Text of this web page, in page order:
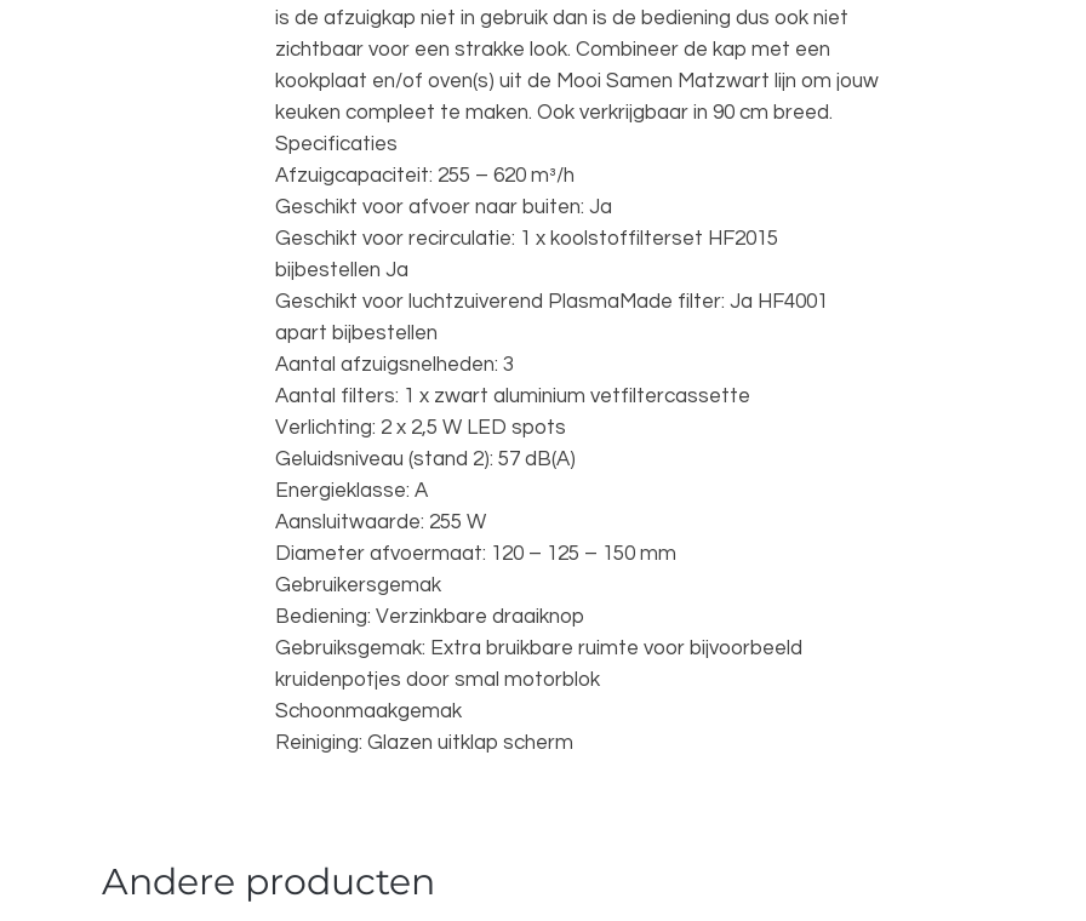
is de afzuigkap niet in gebruik dan is de bediening dus ook niet
zichtbaar voor een strakke look. Combineer de kap met een
kookplaat en/of oven(s) uit de Mooi Samen Matzwart lijn om jouw
keuken compleet te maken. Ook verkrijgbaar in 90 cm breed.
Specificaties
Afzuigcapaciteit: 255 – 620 m³/h
Geschikt voor afvoer naar buiten: Ja
Geschikt voor recirculatie: 1 x koolstoffilterset HF2015
bijbestellen Ja
Geschikt voor luchtzuiverend PlasmaMade filter: Ja HF4001
apart bijbestellen
Aantal afzuigsnelheden: 3
Aantal filters: 1 x zwart aluminium vetfiltercassette
Verlichting: 2 x 2,5 W LED spots
Geluidsniveau (stand 2): 57 dB(A)
Energieklasse: A
Aansluitwaarde: 255 W
Diameter afvoermaat: 120 – 125 – 150 mm
Gebruikersgemak
Bediening: Verzinkbare draaiknop
Gebruiksgemak: Extra bruikbare ruimte voor bijvoorbeeld
kruidenpotjes door smal motorblok
Schoonmaakgemak
Reiniging: Glazen uitklap scherm
Andere producten